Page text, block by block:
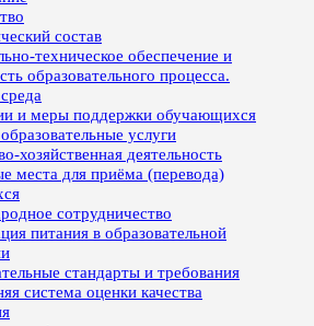
состав
техническое обеспечение и
образовательного процесса.
и меры поддержки обучающихся
услуги
хозяйственная деятельность
места для приёма (перевода)
сотрудничество
питания в образовательной
стандарты и требования
система оценки качества